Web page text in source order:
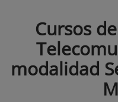
Cursos
modalidad